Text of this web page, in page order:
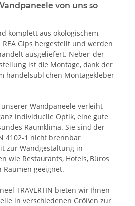
von uns so
komplett aus ökologischem,
Gips hergestellt und werden
ausgeliefert. Neben der
ist die Montage, dank der
handelsüblichen Montagekleber
Wandpaneele verleiht
individuelle Optik, eine gute
Raumklima. Sie sind der
4102-1 nicht brennbar
zur Wandgestaltung in
wie Restaurants, Hotels, Büros
Räumen geeignet.
TRAVERTIN bieten wir Ihnen
in verschiedenen Größen zur